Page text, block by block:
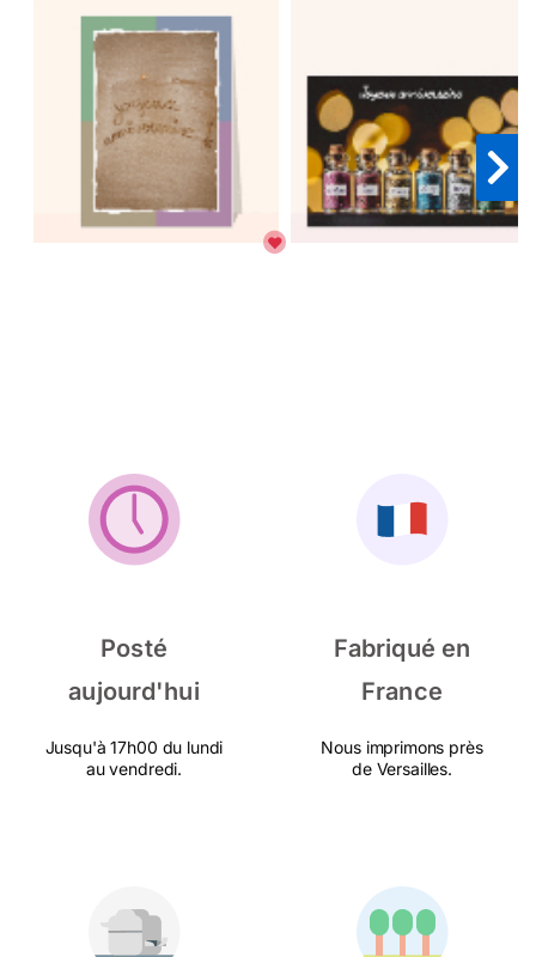
Posté
aujourd'hui
Jusqu'à 17h00 du lundi
au vendredi.
Fabriqué en
France
Nous imprimons près
de Versailles.